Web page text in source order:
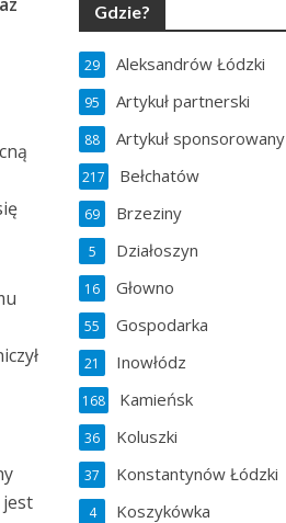
jest
Gdzie?
Aleksandrów Łódzki
29
Artykuł partnerski
95
Artykuł sponsorowany
88
Bełchatów
217
Brzeziny
69
Działoszyn
5
Głowno
16
Gospodarka
55
Inowłódz
21
Kamieńsk
168
Koluszki
36
Konstantynów Łódzki
37
Koszykówka
4